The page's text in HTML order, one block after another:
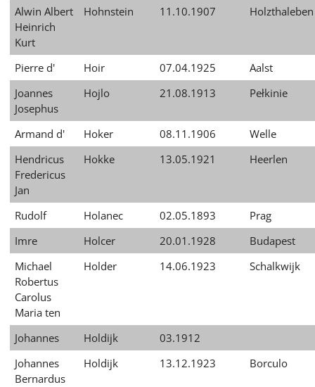
Alwin Albert
Heinrich
Kurt
Hohnstein 11.10.1907 Holzthaleben
Pierre d' Hoir 07.04.1925
Aalst
Joannes
Josephus
Hojlo 21.08.1913 Pełkinie
Armand d' Hoker 08.11.1906
Welle
Hendricus
Fredericus
Jan
Hokke 13.05.1921 Heerlen
Rudolf Holanec 02.05.1893
Prag
Imre
Holcer 20.01.1928
Budapest
Michael
Robertus
Carolus
Maria ten
Holder 14.06.1923 Schalkwijk
Johannes Holdijk
03.1912
Johannes
Bernardus
Holdijk 13.12.1923 Borculo